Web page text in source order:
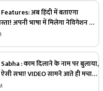
अब हिंदी में बताएगा
अपनी भाषा में मिलेगा नेविगेशन का
काम
: काम दिलाने के नाम पर बुलाया,
सभा! VIDEO सामने आते ही मचा